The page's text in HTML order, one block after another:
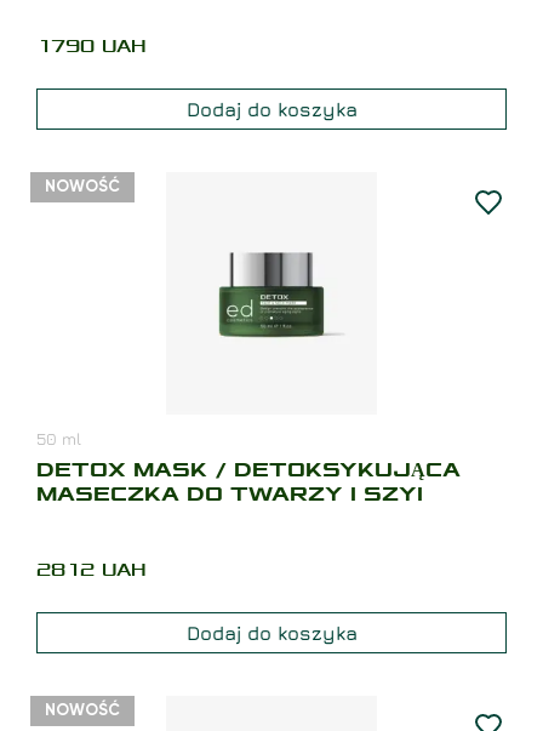
1790 UAH
Dodaj do koszyka
NOWOŚĆ
50 ml
DETOX MASK / DETOKSYKUJĄCA
MASECZKA DO TWARZY I SZYI
2812 UAH
Dodaj do koszyka
NOWOŚĆ